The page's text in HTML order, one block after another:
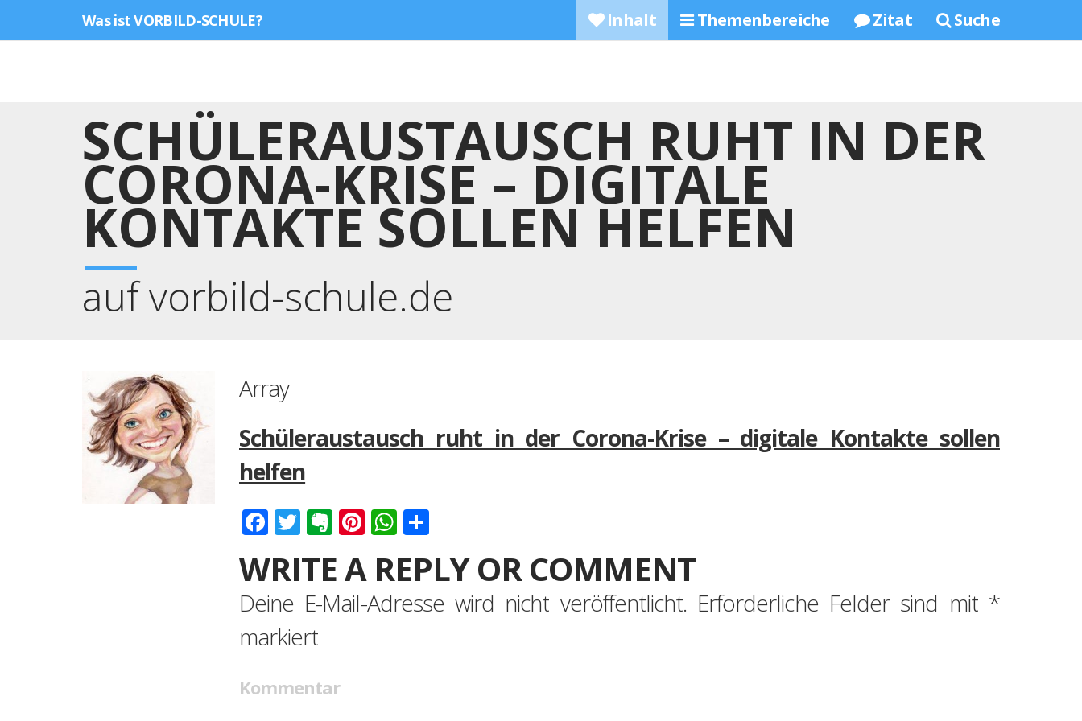
Was ist VORBILD-SCHULE? Inhalt Themenbereiche Zitat Suche
SCHÜLERAUSTAUSCH RUHT IN DER
CORONA-KRISE – DIGITALE
KONTAKTE SOLLEN HELFEN
auf vorbild-schule.de
Array
Schüleraustausch ruht in der Corona-Krise – digitale Kontakte sollen
helfen
Facebook
Twitter
Evernote
Pinterest
WhatsApp
WRITE A REPLY OR COMMENT
Deine E-Mail-Adresse wird nicht veröffentlicht. Erforderliche Felder sind mit *
markiert
Kommentar